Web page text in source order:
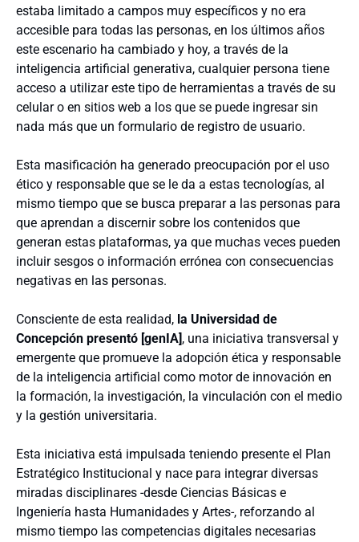
estaba limitado a campos muy específicos y no era
accesible para todas las personas, en los últimos años
este escenario ha cambiado y hoy, a través de la
inteligencia artificial generativa, cualquier persona tiene
acceso a utilizar este tipo de herramientas a través de su
celular o en sitios web a los que se puede ingresar sin
nada más que un formulario de registro de usuario.
Esta masificación ha generado preocupación por el uso
ético y responsable que se le da a estas tecnologías, al
mismo tiempo que se busca preparar a las personas para
que aprendan a discernir sobre los contenidos que
generan estas plataformas, ya que muchas veces pueden
incluir sesgos o información errónea con consecuencias
negativas en las personas.
Consciente de esta realidad, la Universidad de
Concepción presentó [genIA], una iniciativa transversal y
emergente que promueve la adopción ética y responsable
de la inteligencia artificial como motor de innovación en
la formación, la investigación, la vinculación con el medio
y la gestión universitaria.
Esta iniciativa está impulsada teniendo presente el Plan
Estratégico Institucional y nace para integrar diversas
miradas disciplinares -desde Ciencias Básicas e
Ingeniería hasta Humanidades y Artes-, reforzando al
mismo tiempo las competencias digitales necesarias